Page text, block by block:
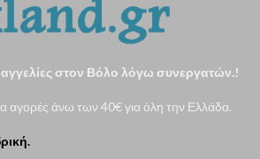
στον Βόλο λόγω συνεργατών.!
αγορές άνω των 40€ για όλη την Ελλάδα.